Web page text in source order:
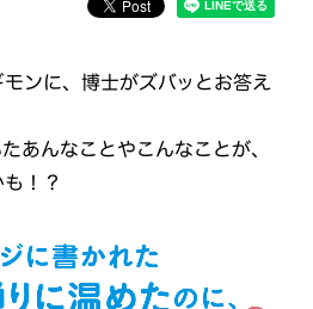
ンに、博士がズバッとお答え
あんなことやこんなことが、
！？